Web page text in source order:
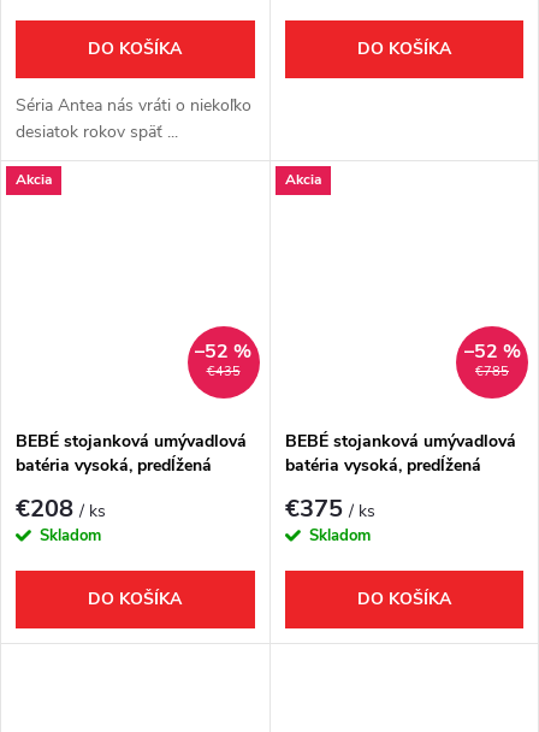
DO KOŠÍKA
Séria Antea nás vráti o niekoľko
desiatok rokov späť ...
DO KOŠÍKA
Akcia
€435
–52 %
BEBÉ stojanková umývadlová
batéria vysoká, predĺžená
€208/ ks
Skladom
DO KOŠÍKA
Akcia
€785
–52 %
BEBÉ stojanková umývadlová
batéria vysoká, predĺžená
€375/ ks
Skladom
DO KOŠÍKA